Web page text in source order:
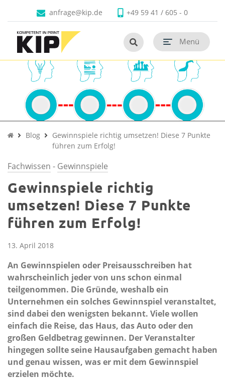
öffnen
öffnen
öffnen
öffnen
öffnen
Untermenü schließen
Faltschachteln
Untermenü
Untermenü
Untermenü
Untermenü schließen
Produkte
Untermenü
Untermenü
Untermenü
Untermenü schließen
Branchen
Untermenü schließen
Unternehmen
Untermenü schließen
Kontaktanfrage@kip.de +49 59 41 / 605 - 0
Menü
Blog
Gewinnspiele richtig umsetzen! Diese 7 Punkte
führen zum Erfolg!
Fachwissen - Gewinnspiele
Gewinnspiele richtig
umsetzen! Diese 7 Punkte
führen zum Erfolg!
13. April 2018
An Gewinnspielen oder Preisausschreiben hat
wahrscheinlich jeder von uns schon einmal
teilgenommen. Die Gründe, weshalb ein
Unternehmen ein solches Gewinnspiel veranstaltet,
sind dabei den wenigsten bekannt. Viele wollen
einfach die Reise, das Haus, das Auto oder den
großen Geldbetrag gewinnen. Der Veranstalter
hingegen sollte seine Hausaufgaben gemacht haben
und genau wissen, was er mit dem Gewinnspiel
erzielen möchte.